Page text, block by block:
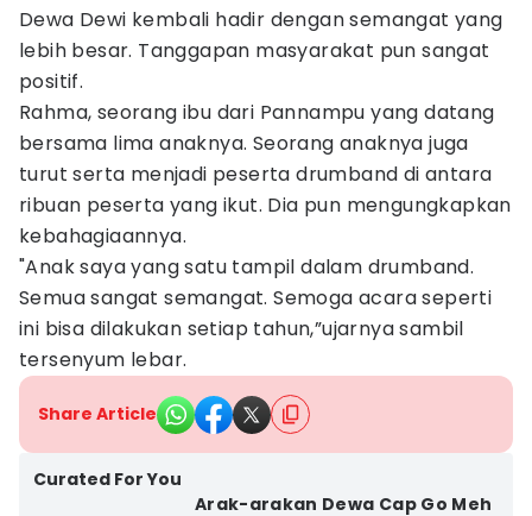
Dewa Dewi kembali hadir dengan semangat yang
lebih besar. Tanggapan masyarakat pun sangat
positif.
Rahma, seorang ibu dari Pannampu yang datang
bersama lima anaknya. Seorang anaknya juga
turut serta menjadi peserta drumband di antara
ribuan peserta yang ikut. Dia pun mengungkapkan
kebahagiaannya.
"Anak saya yang satu tampil dalam drumband.
Semua sangat semangat. Semoga acara seperti
ini bisa dilakukan setiap tahun,”ujarnya sambil
tersenyum lebar.
Share Article
Curated For You
Arak-arakan Dewa Cap Go Meh